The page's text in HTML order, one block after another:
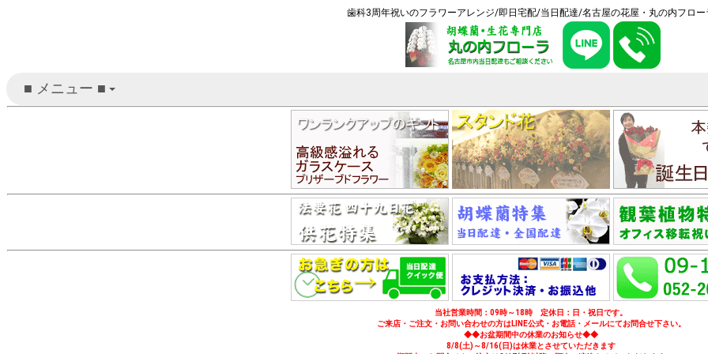
歯科3周年祝いのフラワーアレンジ/即日宅配/当日配達/名古屋の花屋・丸の内フロー
+
■ メニュー ■
当社営業時間：09時～18時 定休日：日・祝日です。
ご来店・ご注文・お問い合わせの方はLINE公式・お電話・メールにてお問合せ下さい。
◆◆お盆期間中の休業のお知らせ◆◆
8/8(土)～8/16(日)は休業とさせていただきます